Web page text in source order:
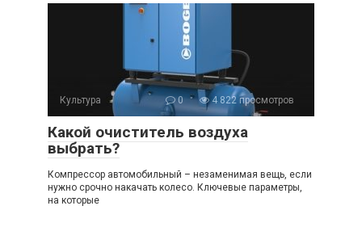
Культура 0 4 822 просмотров
Какой очиститель воздуха
выбрать?
Компрессор автомобильный – незаменимая вещь, если
нужно срочно накачать колесо. Ключевые параметры,
на которые